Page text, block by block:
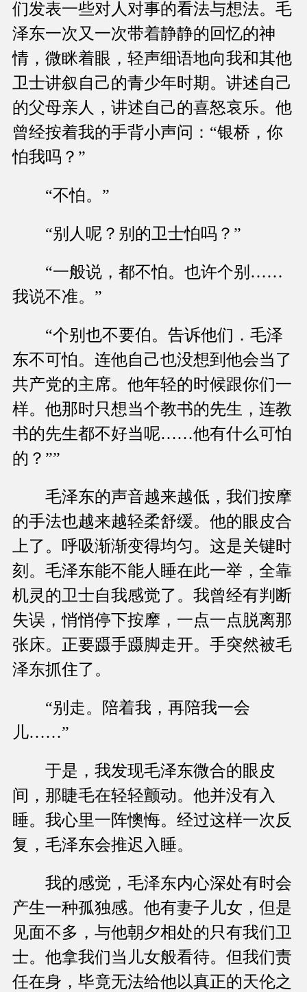
们发表一些对人对事的看法与想法。毛
泽东一次又一次带着静静的回忆的神
情，微眯着眼，轻声细语地向我和其他
卫士讲叙自己的青少年时期。讲述自己
的父母亲人，讲述自己的喜怒哀乐。他
曾经按着我的手背小声问：“银桥，你
怕我吗？”
“不怕。”
“别人呢？别的卫士怕吗？”
“一般说，都不怕。也许个别……
我说不准。”
“个别也不要伯。告诉他们．毛泽
东不可怕。连他自己也没想到他会当了
共产党的主席。他年轻的时候跟你们一
样。他那时只想当个教书的先生，连教
书的先生都不好当呢……他有什么可怕
的？””
毛泽东的声音越来越低，我们按摩
的手法也越来越轻柔舒缓。他的眼皮合
上了。呼吸渐渐变得均匀。这是关键时
刻。毛泽东能不能人睡在此一举，全靠
机灵的卫士自我感觉了。我曾经有判断
失误，悄悄停下按摩，一点一点脱离那
张床。正要蹑手蹑脚走开。手突然被毛
泽东抓住了。
“别走。陪着我，再陪我一会
儿……”
于是，我发现毛泽东微合的眼皮
间，那睫毛在轻轻颤动。他并没有入
睡。我心里一阵懊悔。经过这样一次反
复，毛泽东会推迟入睡。
我的感觉，毛泽东内心深处有时会
产生一种孤独感。他有妻子儿女，但是
见面不多，与他朝夕相处的只有我们卫
士。他拿我们当儿女般看待。但我们责
任在身，毕竟无法给他以真正的天伦之